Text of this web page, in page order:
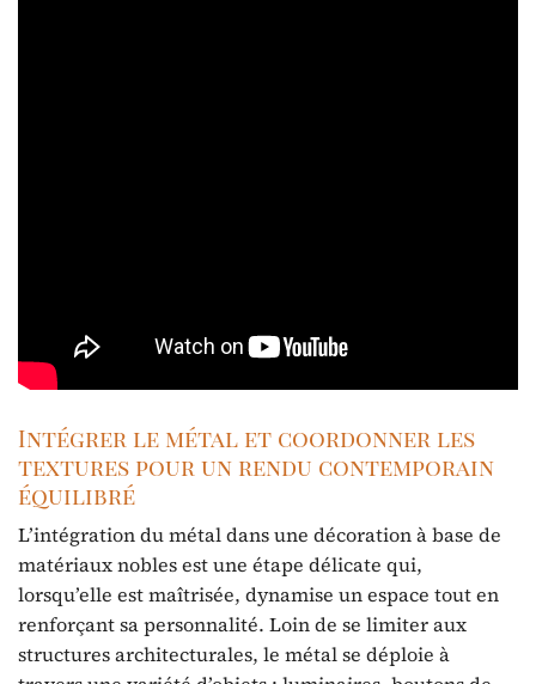
Intégrer le métal et coordonner les
textures pour un rendu contemporain
équilibré
L’intégration du métal dans une décoration à base de
matériaux nobles est une étape délicate qui,
lorsqu’elle est maîtrisée, dynamise un espace tout en
renforçant sa personnalité. Loin de se limiter aux
structures architecturales, le métal se déploie à